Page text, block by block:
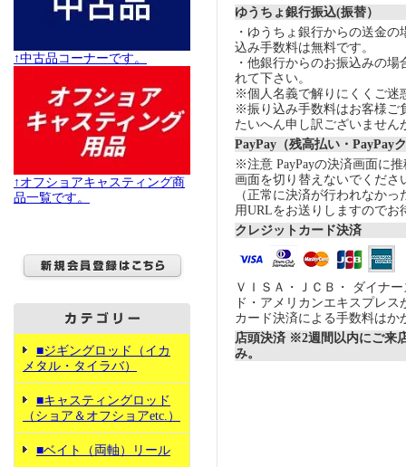
↑中古品コーナーです。
↑オフショアキャスティング商
品一覧です。
■ジギングロッド（イカ
メタル・タイラバ）
■キャスティングロッド
（ショア＆オフショアetc.）
■ベイト（両軸）リール
ゆうちょ銀行振込(振替）
・ゆうちょ銀行からの送金
込み手数料は無料です。
・他銀行からのお振込みの場
れて下さい。
※個人名義で解りにくくご迷
※振り込み手数料はお客様ご
たいへん申し訳ございません
PayPay（残高払い・PayPay
※注意 PayPayの決済画面に
画面を切り替えないでくださ
（正常に決済が行われなか
用URLをお送りしますのでお
クレジットカード決済
ＶＩＳＡ・ＪＣＢ・ ダイナ
ド・アメリカンエキスプレ
カード決済による手数料はか
店頭決済 ※2週間以内にご来
み。